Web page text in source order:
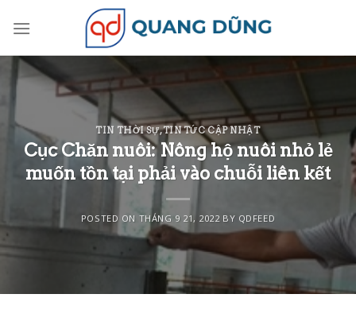
TIN THỜI SỰ,TIN TỨC CẬP NHẬT
Cục Chăn nuôi: Nông hộ nuôi nhỏ lẻ
muốn tồn tại phải vào chuỗi liên kết
POSTED ON THÁNG 9 21, 2022BY QDFEED